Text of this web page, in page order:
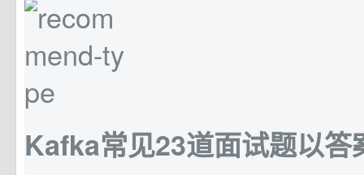
Kafka常见23道面试题以